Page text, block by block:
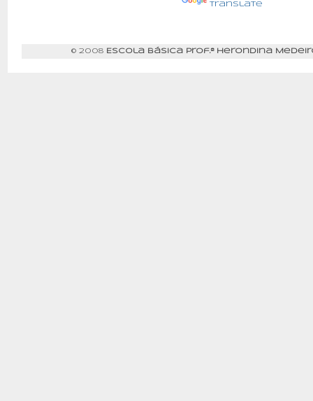
Translate
© 2008 Escola Básica Prof.ª Herondina